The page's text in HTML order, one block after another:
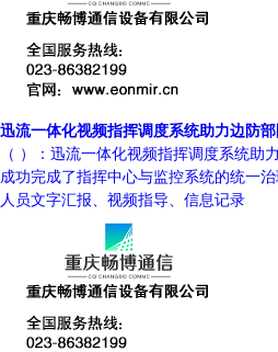
迅流一体化视频指挥调度系统助力边防
（ ）：迅流一体化视频指挥调度系统助
成功完成了指挥中心与监控系统的统一
人员文字汇报、视频指导、信息记录